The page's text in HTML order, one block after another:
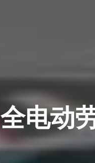
全电动